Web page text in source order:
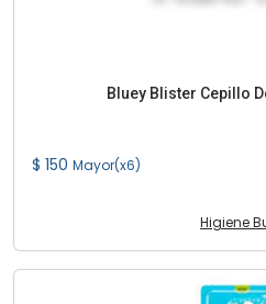
Bluey Blister Cepillo
$ 150 Mayor(x6)
Higiene